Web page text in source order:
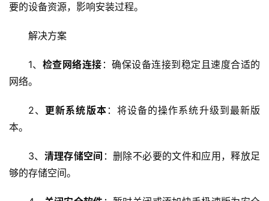
务
站
要的设备资源，影响安装过程。
解决方案
1、 检查网络连接 ：确保设备连接到稳定且速度合适的
网络。
2、 更新系统版本 ：将设备的操作系统升级到最新版
本。
3、 清理存储空间 ：删除不必要的文件和应用，释放足
够的存储空间。